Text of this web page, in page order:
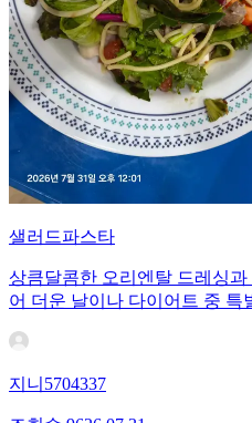
샐러드파스타
상큼달콤한 오리엔탈 드레싱
어 더운 날이나 다이어트 중
지니5704337